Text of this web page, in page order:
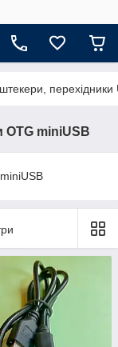
штекери,
OTG miniUSB